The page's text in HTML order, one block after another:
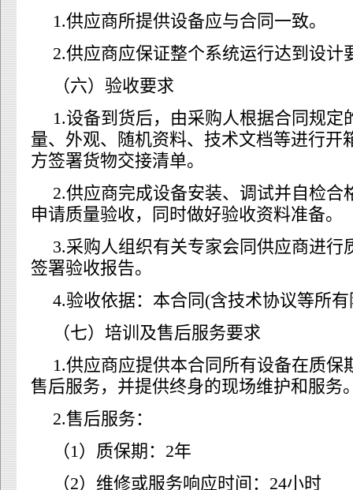
1.供应商所提供设备应与合同一致。
2.供应商应保证整个系统运行达到设计
（六）验收要求
1.设备到货后，由采购人根据合同规定
量、外观、随机资料、技术文档等进行开
方签署货物交接清单。
2.供应商完成设备安装、调试并自检合
申请质量验收，同时做好验收资料准备。
3.采购人组织有关专家会同供应商进行
签署验收报告。
4.验收依据：本合同(含技术协议等所
（七）培训及售后服务要求
1.供应商应提供本合同所有设备在质保
售后服务，并提供终身的现场维护和服务
2.售后服务：
（1）质保期：2年
（2）维修或服务响应时间：24小时